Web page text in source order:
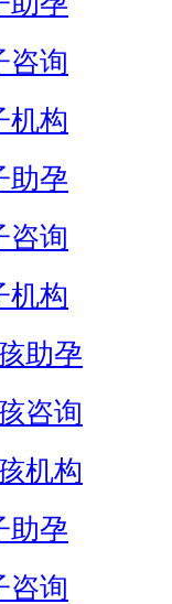
咨询
机构
助孕
咨询
机构
助孕
咨询
机构
助孕
咨询